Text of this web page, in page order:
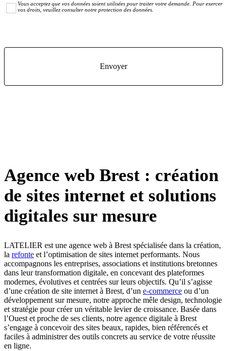
Vous acceptez que vos données soient utilisées pour traiter votre demande. Pour exercer
vos droits, veuillez consulter notre protection des données.
Agence web Brest : création
de sites internet et solutions
digitales sur mesure
LATELIER est une agence web à Brest spécialisée dans la création,
la refonte et l’optimisation de sites internet performants. Nous
accompagnons les entreprises, associations et institutions bretonnes
dans leur transformation digitale, en concevant des plateformes
modernes, évolutives et centrées sur leurs objectifs. Qu’il s’agisse
d’une création de site internet à Brest, d’un e-commerce ou d’un
développement sur mesure, notre approche mêle design, technologie
et stratégie pour créer un véritable levier de croissance. Basée dans
l’Ouest et proche de ses clients, notre agence digitale à Brest
s’engage à concevoir des sites beaux, rapides, bien référencés et
faciles à administrer des outils concrets au service de votre réussite
en ligne.